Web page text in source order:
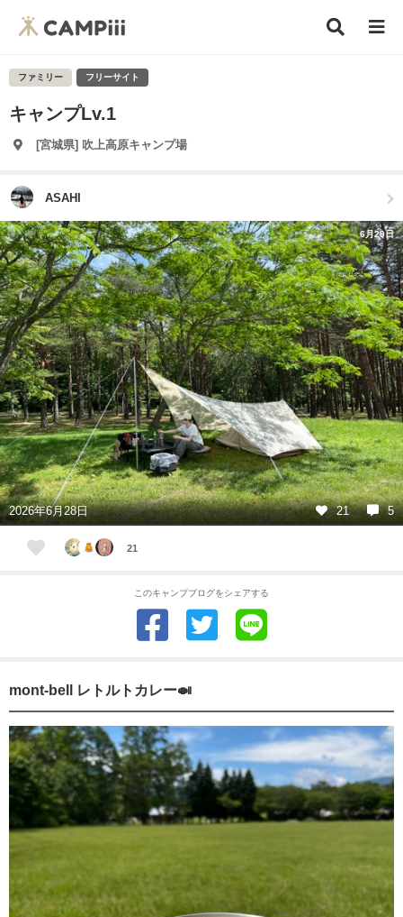
ファミリー フリーサイト
キャンプLv.1
[宮城県] 吹上高原キャンプ場
ASAHI
6月29日
2026年6月28日 21 5
21
このキャンプブログをシェアする
mont-bell レトルトカレー🍛